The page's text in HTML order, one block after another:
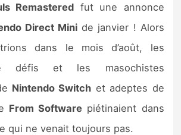
jeux Switch 2
Remastered fut une annonce
Direct Minide janvier ! Alors
dans le mois d’août, les
défis et les masochistes
Nintendo Switch et adeptes de
From Software piétinaient dans
qui ne venait toujours pas.